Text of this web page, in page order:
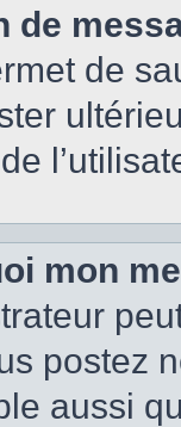
de
de
mon
postez
aussi